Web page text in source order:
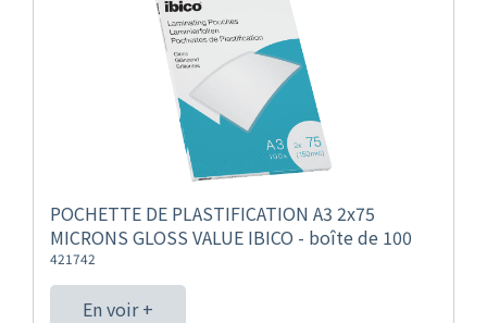
POCHETTE DE PLASTIFICATION A3 2x75
MICRONS GLOSS VALUE IBICO - boîte de 100
421742
En voir +